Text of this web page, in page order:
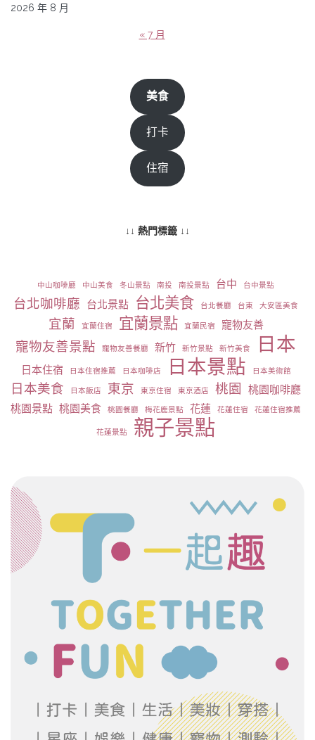
2026 年 8 月
« 7 月
美食
打卡
住宿
↓↓ 熱門標籤 ↓↓
中山咖啡廳 中山美食 冬山景點 南投 南投景點 台中 台中景點
台北咖啡廳 台北景點 台北美食 台北餐廳 台東 大安區美食
宜蘭 宜蘭住宿 宜蘭景點 宜蘭民宿 寵物友善
寵物友善景點 寵物友善餐廳 新竹 新竹景點 新竹美食 日本
日本住宿 日本住宿推薦 日本咖啡店 日本景點 日本美術館
日本美食 日本飯店 東京 東京住宿 東京酒店 桃園
桃園咖啡廳
桃園景點 桃園美食 桃園餐廳 梅花鹿景點 花蓮 花蓮住宿 花蓮住宿推薦
花蓮景點 親子景點